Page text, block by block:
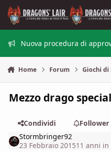
Vai al contenuto
Nuova procedura di
Home Forum Giochi di
Mezzo drago
Condividi
Follower
Stormbringer92
23 Febbraio 201511 anni in